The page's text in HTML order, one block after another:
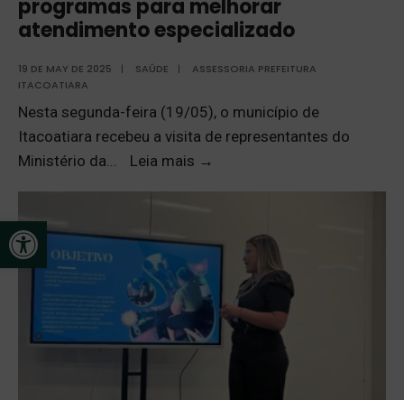
Open toolbar
programas para melhorar
atendimento especializado
19 DE MAY DE 2025 | SAÚDE |
ASSESSORIA PREFEITURA
ITACOATIARA
Nesta segunda-feira (19/05), o município de
Itacoatiara recebeu a visita de representantes do
Ministério da... Leia mais →